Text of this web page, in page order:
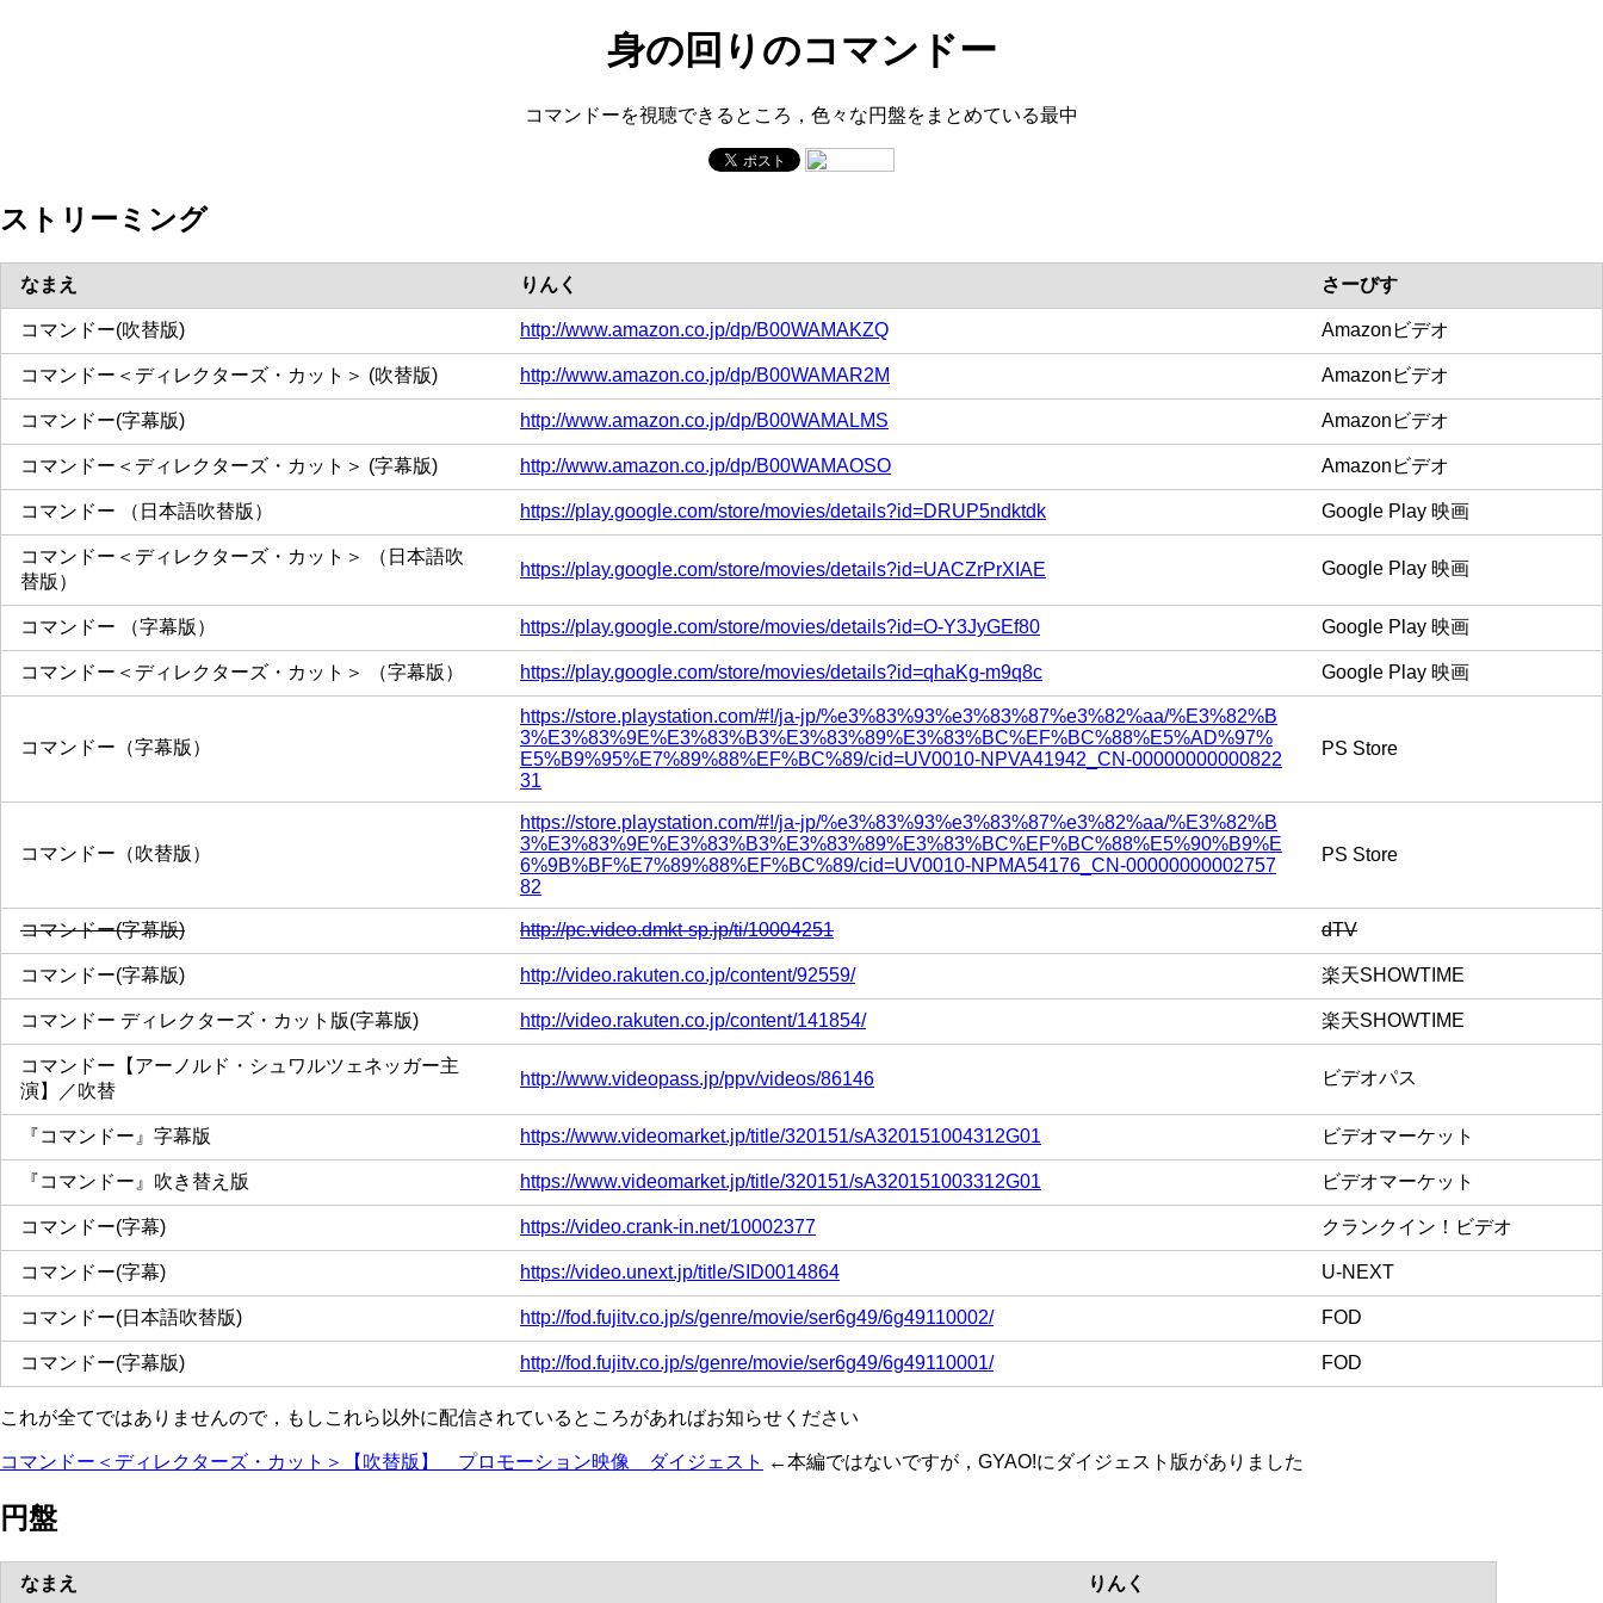
身の回りのコマンドー
コマンドーを視聴できるところ，色々な円盤をまとめている最中
ストリーミング
なまえ りんく さーびす
コマンドー(吹替版) http://www.amazon.co.jp/dp/B00WAMAKZQ Amazonビデオ
コマンドー＜ディレクターズ・カット＞ (吹替版) http://www.amazon.co.jp/dp/B00WAMAR2M Amazonビデオ
コマンドー(字幕版) http://www.amazon.co.jp/dp/B00WAMALMS Amazonビデオ
コマンドー＜ディレクターズ・カット＞ (字幕版) http://www.amazon.co.jp/dp/B00WAMAOSO Amazonビデオ
コマンドー （日本語吹替版） https://play.google.com/store/movies/details?id=DRUP5ndktdk Google Play 映画
コマンドー＜ディレクターズ・カット＞ （日本語吹
替版）
https://play.google.com/store/movies/details?id=UACZrPrXIAE Google Play 映画
コマンドー （字幕版） https://play.google.com/store/movies/details?id=O-Y3JyGEf80 Google Play 映画
コマンドー＜ディレクターズ・カット＞ （字幕版） https://play.google.com/store/movies/details?id=qhaKg-m9q8c Google Play 映画
コマンドー（字幕版）
https://store.playstation.com/#!/ja-jp/%e3%83%93%e3%83%87%e3%82%aa/%E3%82%B
3%E3%83%9E%E3%83%B3%E3%83%89%E3%83%BC%EF%BC%88%E5%AD%97%
E5%B9%95%E7%89%88%EF%BC%89/cid=UV0010-NPVA41942_CN-00000000000822
31
PS Store
コマンドー（吹替版）
https://store.playstation.com/#!/ja-jp/%e3%83%93%e3%83%87%e3%82%aa/%E3%82%B
3%E3%83%9E%E3%83%B3%E3%83%89%E3%83%BC%EF%BC%88%E5%90%B9%E
6%9B%BF%E7%89%88%EF%BC%89/cid=UV0010-NPMA54176_CN-00000000002757
82
PS Store
コマンドー(字幕版) http://pc.video.dmkt-sp.jp/ti/10004251 dTV
コマンドー(字幕版) http://video.rakuten.co.jp/content/92559/ 楽天SHOWTIME
コマンドー ディレクターズ・カット版(字幕版) http://video.rakuten.co.jp/content/141854/ 楽天SHOWTIME
コマンドー【アーノルド・シュワルツェネッガー主
演】／吹替
http://www.videopass.jp/ppv/videos/86146 ビデオパス
『コマンドー』字幕版 https://www.videomarket.jp/title/320151/sA320151004312G01 ビデオマーケット
『コマンドー』吹き替え版 https://www.videomarket.jp/title/320151/sA320151003312G01 ビデオマーケット
コマンドー(字幕) https://video.crank-in.net/10002377 クランクイン！ビデオ
コマンドー(字幕) https://video.unext.jp/title/SID0014864 U-NEXT
コマンドー(日本語吹替版) http://fod.fujitv.co.jp/s/genre/movie/ser6g49/6g49110002/ FOD
コマンドー(字幕版) http://fod.fujitv.co.jp/s/genre/movie/ser6g49/6g49110001/ FOD
これが全てではありませんので，もしこれら以外に配信されているところがあればお知らせください
コマンドー＜ディレクターズ・カット＞【吹替版】 プロモーション映像 ダイジェスト ←本編ではないですが，GYAO!にダイジェスト版がありました
円盤
なまえ りんく